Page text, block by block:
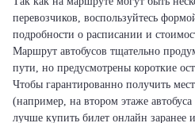
перевозчиков, воспользуйтесь
подробности о расписании и
Маршрут автобусов тщательно
пути, но предусмотрены короткие
Чтобы гарантированно получить
(например, на втором этаже
лучше купить билет онлайн заранее